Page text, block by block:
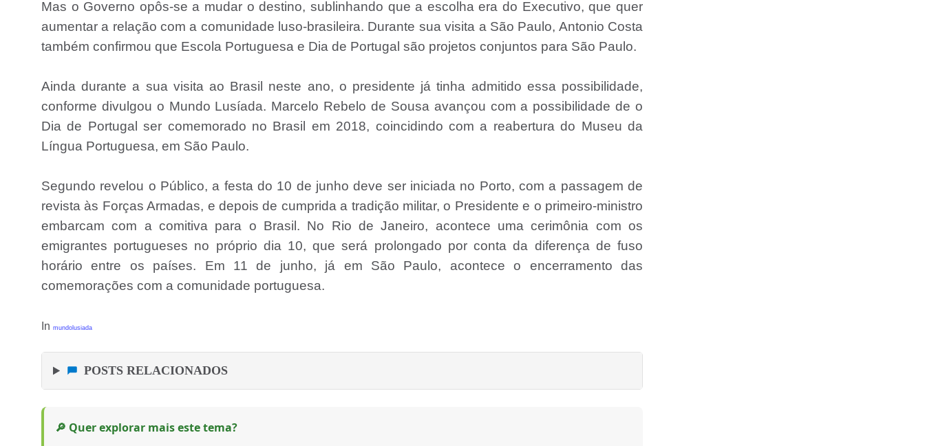
Mas o Governo opôs-se a mudar o destino, sublinhando que a escolha era do Executivo, que quer
aumentar a relação com a comunidade luso-brasileira. Durante sua visita a São Paulo, Antonio Costa
também confirmou que Escola Portuguesa e Dia de Portugal são projetos conjuntos para São Paulo.
Ainda durante a sua visita ao Brasil neste ano, o presidente já tinha admitido essa possibilidade,
conforme divulgou o Mundo Lusíada. Marcelo Rebelo de Sousa avançou com a possibilidade de o
Dia de Portugal ser comemorado no Brasil em 2018, coincidindo com a reabertura do Museu da
Língua Portuguesa, em São Paulo.
Segundo revelou o Público, a festa do 10 de junho deve ser iniciada no Porto, com a passagem de
revista às Forças Armadas, e depois de cumprida a tradição militar, o Presidente e o primeiro-ministro
embarcam com a comitiva para o Brasil. No Rio de Janeiro, acontece uma cerimônia com os
emigrantes portugueses no próprio dia 10, que será prolongado por conta da diferença de fuso
horário entre os países. Em 11 de junho, já em São Paulo, acontece o encerramento das
comemorações com a comunidade portuguesa.
In mundolusiada
POSTS RELACIONADOS
🔎 Quer explorar mais este tema?